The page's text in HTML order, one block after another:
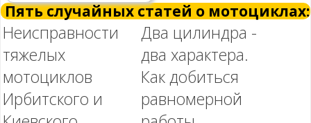
Пять случайных статей о мотоциклах:
Неисправности
тяжелых
мотоциклов
Ирбитского и
Два цилиндра -
два характера.
Как добиться
равномерной